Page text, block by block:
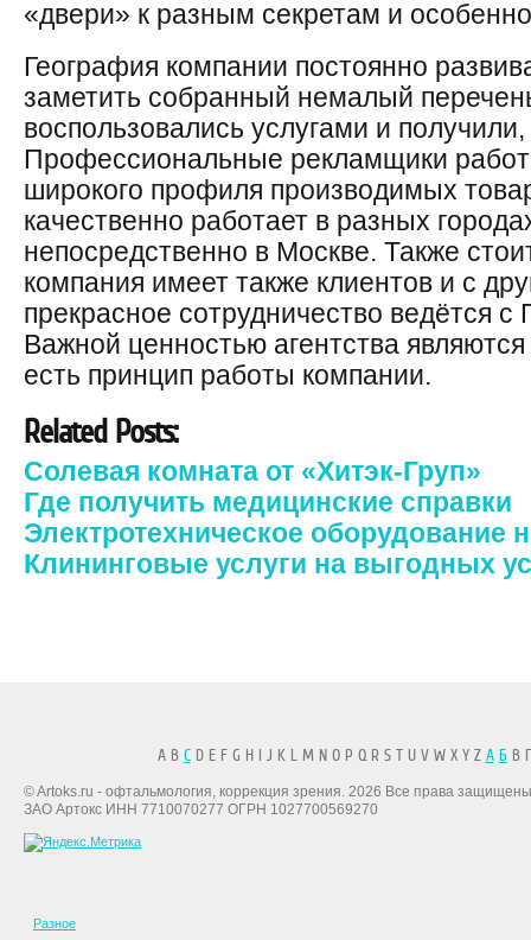
«двери» к разным секретам и
География компании постоянно
заметить собранный немалый
воспользовались услугами и
Профессиональные рекламщики
широкого профиля производимых
качественно работает в разных
непосредственно в Москве. Также
компания имеет также клиентов и с
прекрасное сотрудничество ведётся
Важной ценностью агентства
есть принцип работы компании.
Related Posts:
Солевая комната от «Хитэк-Груп»
Где получить медицинские справки
Электротехническое оборудование
Клининговые услуги на выгодных
A B CD E F G H I J K L M N O P Q R S T U V W X Y Z А БВ
© Artoks.ru - офтальмология, коррекция зрения. 2026 Все права
ЗАО Артокс ИНН 7710070277 ОГРН 1027700569270
Разное